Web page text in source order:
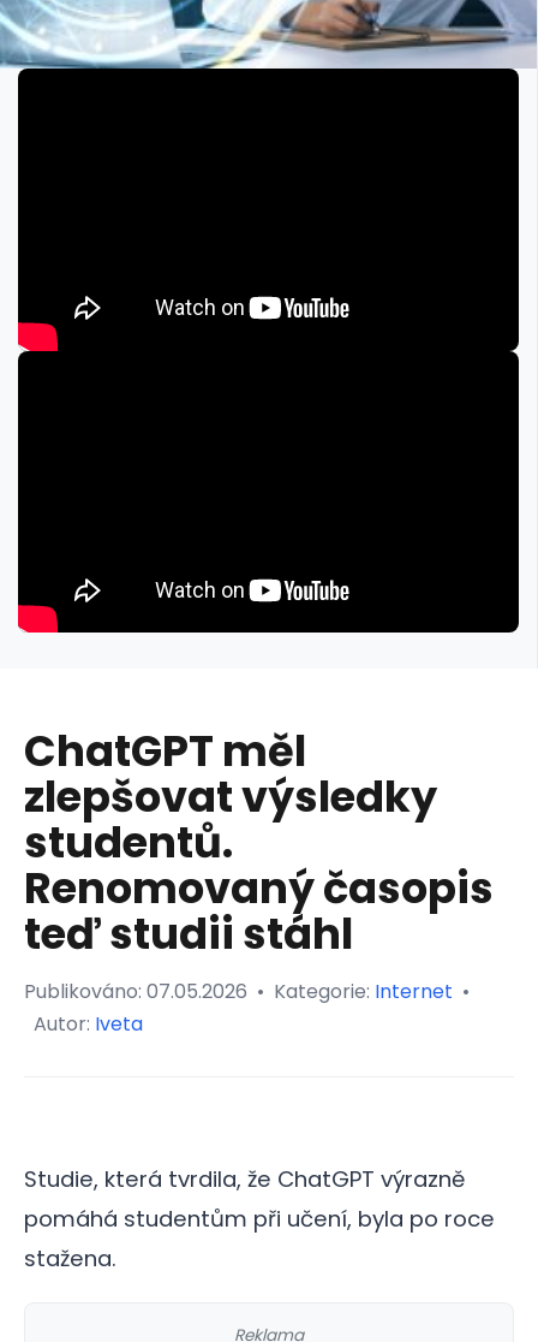
ChatGPT měl
zlepšovat výsledky
studentů.
Renomovaný časopis
teď studii stáhl
Publikováno: 07.05.2026 • Kategorie: Internet •
Autor: Iveta
Studie, která tvrdila, že ChatGPT výrazně
pomáhá studentům při učení, byla po roce
stažena.
Reklama